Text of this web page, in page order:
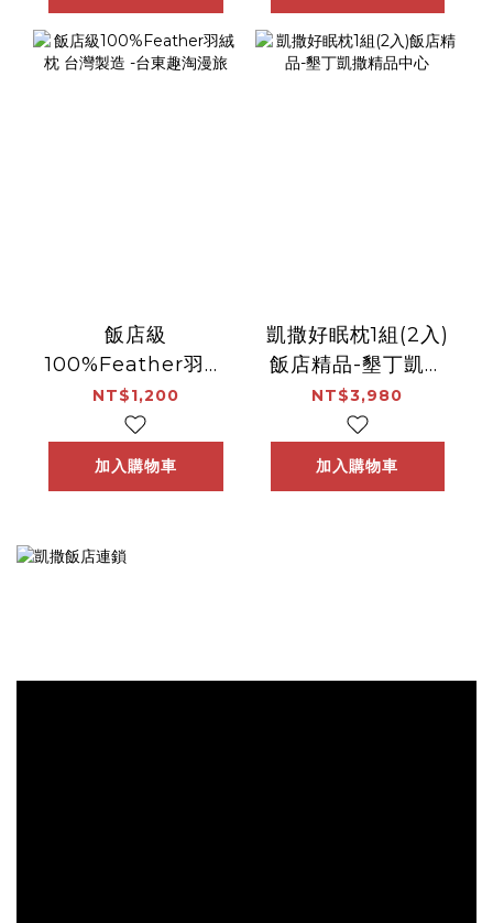
飯店級
100%Feather羽絨
枕 台灣製造 -台東
趣淘漫旅
NT$1,200
加入購物車
凱撒好眠枕1組(2入)
飯店精品-墾丁凱撒
精品中心
NT$3,980
加入購物車